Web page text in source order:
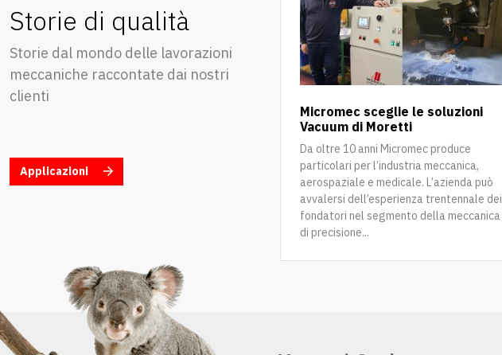
Storie di qualità
Storie dal mondo delle lavorazioni
meccaniche raccontate dai nostri
clienti
Applicazioni
Micromec sceglie le soluzioni
Vacuum di Moretti
Da oltre 10 anni Micromec produce
particolari per l’industria meccanica,
aerospaziale e medicale. L’azienda può
avvalersi dell’esperienza trentennale dei
fondatori nel segmento della meccanica
di precisione...